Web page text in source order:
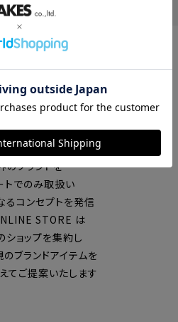
リアで現在7店舗の
ショップを展開
のブランドを
トでのみ取扱い
るコンセプトを発信
STORE は
ショップを集約し
ブランドアイテムを
てご提案いたします